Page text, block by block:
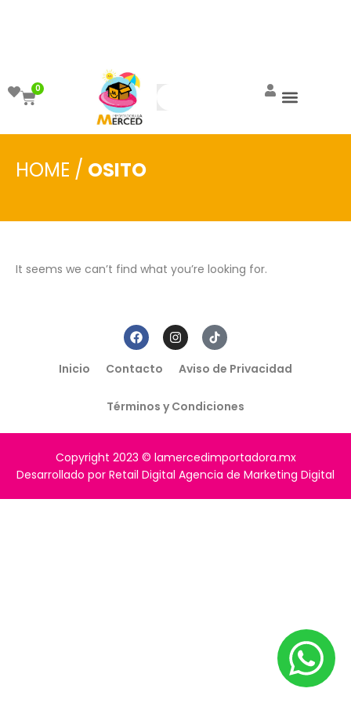
0
HOME / OSITO
It seems we can’t find what you’re looking for.
Inicio Contacto Aviso de Privacidad
Términos y Condiciones
Copyright 2023 © lamercedimportadora.mx
Desarrollado por Retail Digital Agencia de Marketing Digital